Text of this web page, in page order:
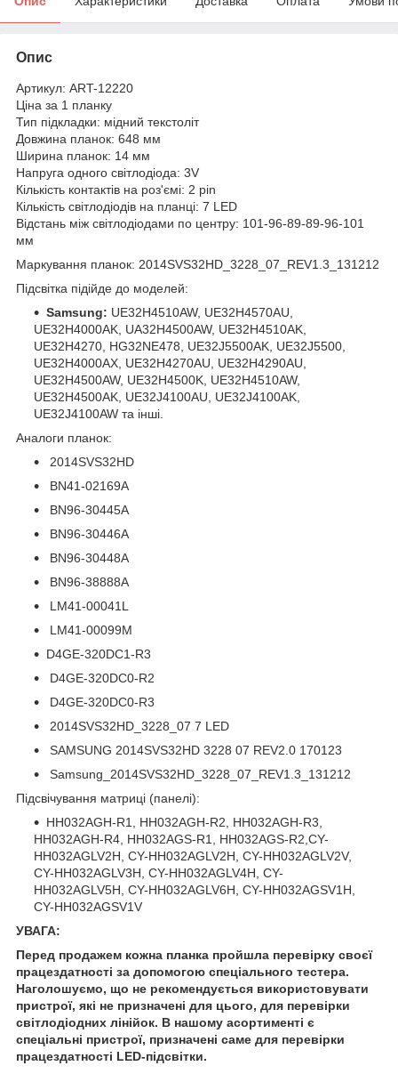
Опис
Артикул: ART-12220
Ціна за 1 планку
Тип підкладки: мідний текстоліт
Довжина планок: 648 мм
Ширина планок: 14 мм
Напруга одного світлодіода: 3V
Кількість контактів на роз'ємі: 2 pin
Кількість світлодіодів на планці: 7 LED
Відстань між світлодіодами по центру: 101-96-89-89-96-101
мм
Маркування планок: 2014SVS32HD_3228_07_REV1.3_131212
Підсвітка підійде до моделей:
Samsung: UE32H4510AW, UE32H4570AU,
UE32H4000AK, UA32H4500AW, UE32H4510AK,
UE32H4270, HG32NE478, UE32J5500AK, UE32J5500,
UE32H4000AX, UE32H4270AU, UE32H4290AU,
UE32H4500AW, UE32H4500K, UE32H4510AW,
UE32H4500AK, UE32J4100AU, UE32J4100AK,
UE32J4100AW та інші.
Аналоги планок:
2014SVS32HD
BN41-02169A
BN96-30445A
BN96-30446A
BN96-30448A
BN96-38888A
LM41-00041L
LM41-00099M
D4GE-320DC1-R3
D4GE-320DC0-R2
D4GE-320DC0-R3
2014SVS32HD_3228_07 7 LED
SAMSUNG 2014SVS32HD 3228 07 REV2.0 170123
Samsung_2014SVS32HD_3228_07_REV1.3_131212
Підсвічування матриці (панелі):
HH032AGH-R1, HH032AGH-R2, HH032AGH-R3,
HH032AGH-R4, HH032AGS-R1, HH032AGS-R2,CY-
HH032AGLV2H, CY-HH032AGLV2H, CY-HH032AGLV2V,
CY-HH032AGLV3H, CY-HH032AGLV4H, CY-
HH032AGLV5H, CY-HH032AGLV6H, CY-HH032AGSV1H,
CY-HH032AGSV1V
УВАГА:
Перед продажем кожна планка пройшла перевірку своєї
працездатності за допомогою спеціального тестера.
Наголошуємо, що не рекомендується використовувати
пристрої, які не призначені для цього, для перевірки
світлодіодних лінійок. В нашому асортименті є
спеціальні пристрої, призначені саме для перевірки
працездатності LED-підсвітки.